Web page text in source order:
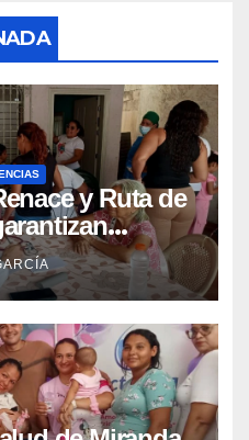
y Ruta de
en